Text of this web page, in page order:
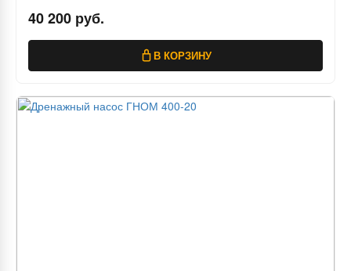
40 200 руб.
В КОРЗИНУ